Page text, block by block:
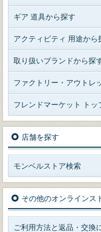
ギア 道具から探す
アクティビティ 用途から
取り扱いブランドから探
ファクトリー・アウトレ
フレンドマーケット トッ
店舗を探す
モンベルストア検索
その他のオンラインス
ご利用方法と返品・交換